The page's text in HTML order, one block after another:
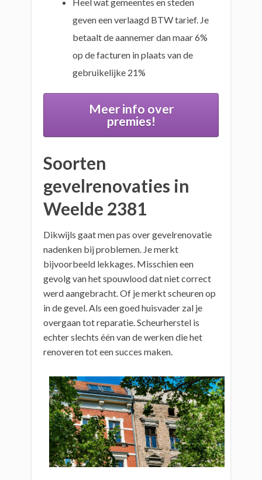
geven een verlaagd BTW tarief. Je
betaalt de aannemer dan maar 6%
op de facturen in plaats van de
gebruikelijke 21%
Meer info over
premies!
Soorten
gevelrenovaties in
Weelde 2381
Dikwijls gaat men pas over gevelrenovatie
nadenken bij problemen. Je merkt
bijvoorbeeld lekkages. Misschien een
gevolg van het spouwlood dat niet correct
werd aangebracht. Of je merkt scheuren op
in de gevel. Als een goed huisvader zal je
overgaan tot reparatie. Scheurherstel is
echter slechts één van de werken die het
renoveren tot een succes maken.